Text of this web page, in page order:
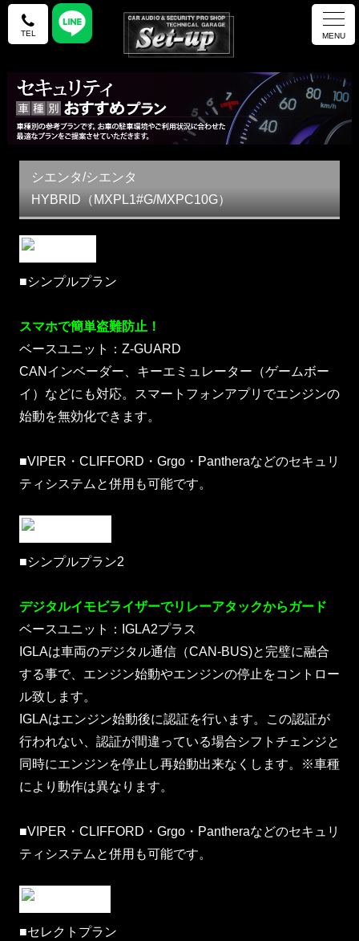
TEL MENU
シエンタ/シエンタ
HYBRID（MXPL1#G/MXPC10G）
■シンプルプラン
スマホで簡単盗難防止！
ベースユニット：Z-GUARD
CANインベーダー、キーエミュレーター（ゲームボー
イ）などにも対応。スマートフォンアプリでエンジンの
始動を無効化できます。
■VIPER・CLIFFORD・Grgo・Pantheraなどのセキュリ
ティシステムと併用も可能です。
■シンプルプラン2
デジタルイモビライザーでリレーアタックからガード
ベースユニット：IGLA2プラス
IGLAは車両のデジタル通信（CAN-BUS)と完璧に融合
する事で、エンジン始動やエンジンの停止をコントロー
ル致します。
IGLAはエンジン始動後に認証を行います。この認証が
行われない、認証が間違っている場合シフトチェンジと
同時にエンジンを停止し再始動出来なくします。※車種
により動作は異なります。
■VIPER・CLIFFORD・Grgo・Pantheraなどのセキュリ
ティシステムと併用も可能です。
■セレクトプラン